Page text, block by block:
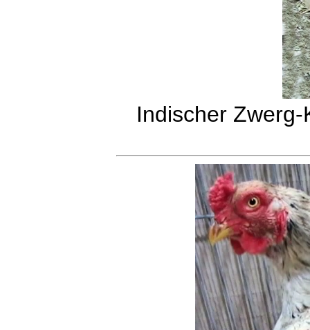
Indischer